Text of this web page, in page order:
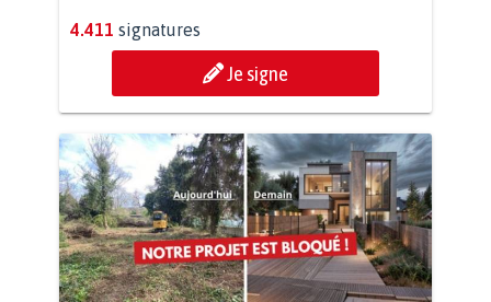
4.411 signatures
Je signe